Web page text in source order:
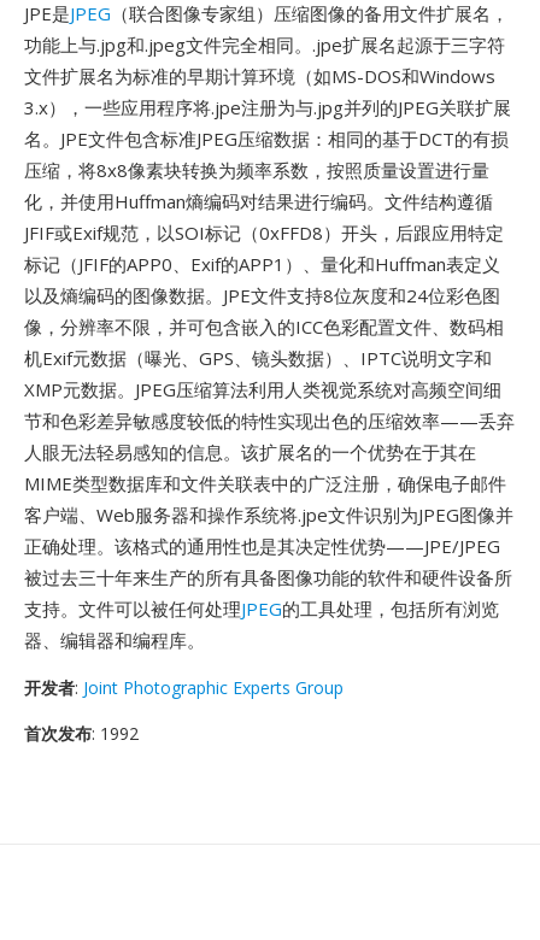
JPE是JPEG （联合图像专家组）压缩图像的备用文件扩展名，
功能上与.jpg和.jpeg文件完全相同。.jpe扩展名起源于三字符
文件扩展名为标准的早期计算环境（如MS-DOS和Windows
3.x），一些应用程序将.jpe注册为与.jpg并列的JPEG关联扩展
名。JPE文件包含标准JPEG压缩数据：相同的基于DCT的有损
压缩，将8x8像素块转换为频率系数，按照质量设置进行量
化，并使用Huffman熵编码对结果进行编码。文件结构遵循
JFIF或Exif规范，以SOI标记（0xFFD8）开头，后跟应用特定
标记（JFIF的APP0、Exif的APP1）、量化和Huffman表定义
以及熵编码的图像数据。JPE文件支持8位灰度和24位彩色图
像，分辨率不限，并可包含嵌入的ICC色彩配置文件、数码相
机Exif元数据（曝光、GPS、镜头数据）、IPTC说明文字和
XMP元数据。JPEG压缩算法利用人类视觉系统对高频空间细
节和色彩差异敏感度较低的特性实现出色的压缩效率——丢弃
人眼无法轻易感知的信息。该扩展名的一个优势在于其在
MIME类型数据库和文件关联表中的广泛注册，确保电子邮件
客户端、Web服务器和操作系统将.jpe文件识别为JPEG图像并
正确处理。该格式的通用性也是其决定性优势——JPE/JPEG
被过去三十年来生产的所有具备图像功能的软件和硬件设备所
支持。文件可以被任何处理JPEG的工具处理，包括所有浏览
器、编辑器和编程库。
开发者: Joint Photographic Experts Group
首次发布: 1992